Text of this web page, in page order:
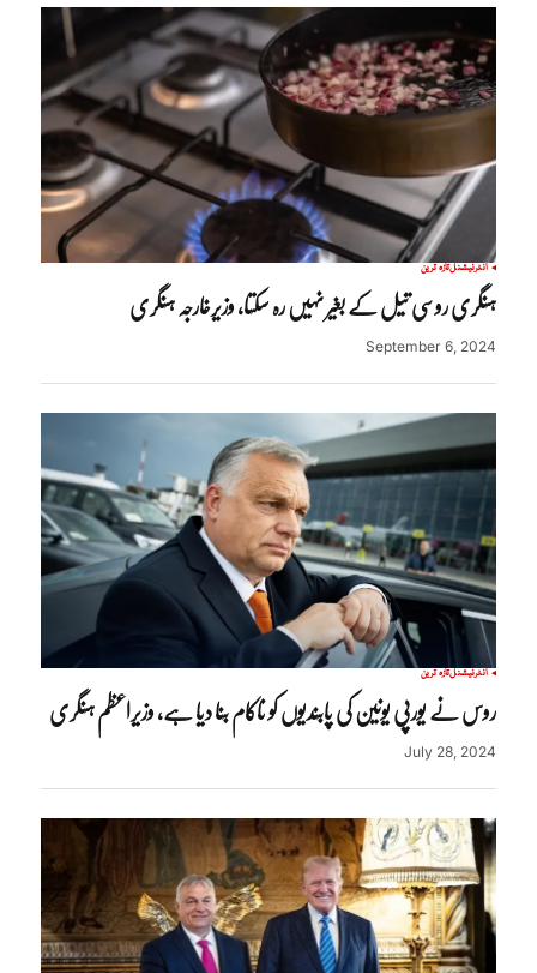
انٹرنیشنلتازہ ترین
ہنگری روسی تیل کے بغیر نہیں رہ سکتا، وزیرخارجہ ہنگری
September 6, 2024
انٹرنیشنلتازہ ترین
روس نے یورپی یونین کی پابندیوں کو ناکام بنا دیا ہے, وزیراعظم ہنگری
July 28, 2024